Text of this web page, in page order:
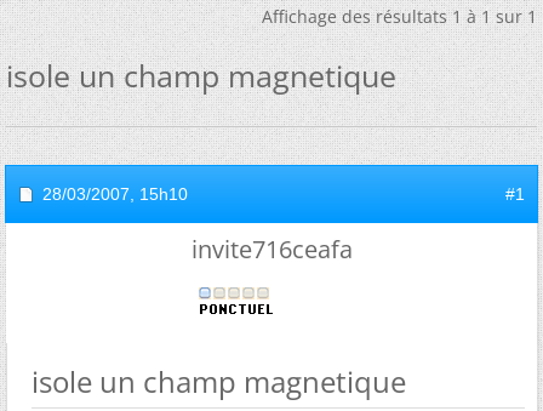
Affichage des résultats 1 à 1 sur 1
isole un champ magnetique
28/03/2007, 15h10 #1
invite716ceafa
isole un champ magnetique